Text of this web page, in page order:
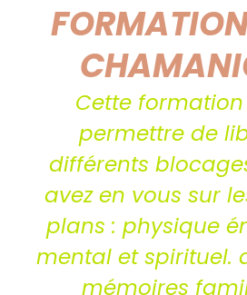
Cette
permettre de
différents
avez en vous sur
plans : physique
mental et spirituel.
mémoires